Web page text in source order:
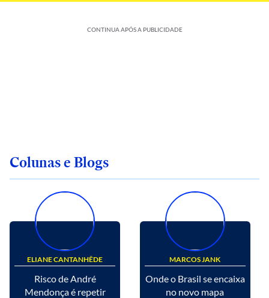
CONTINUA APÓS A PUBLICIDADE
Colunas e Blogs
ELIANE CANTANHÊDE
Risco de André
Mendonça é repetir
MARCOS JANK
Onde o Brasil se encaixa
no novo mapa